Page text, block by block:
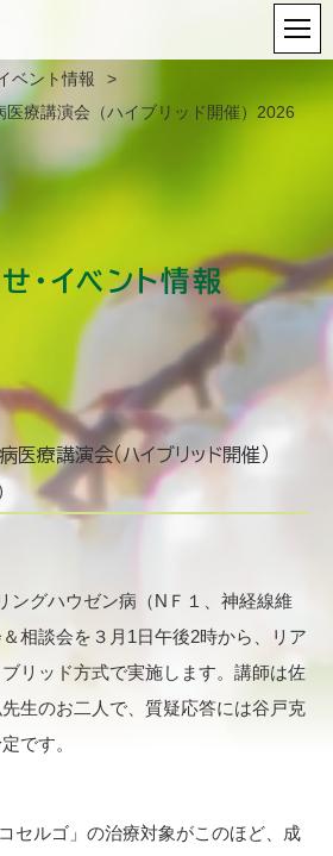
ベント情報
医療講演会（ハイブリッド開催）2026
・イベント情報
医療講演会（ハイブリッド開催）
ングハウゼン病（NＦ１、神経線維
相談会を３月1日午後2時から、リア
リッド方式で実施します。講師は佐
生のお二人で、質疑応答には谷戸克
です。
セルゴ」の治療対象がこのほど、成